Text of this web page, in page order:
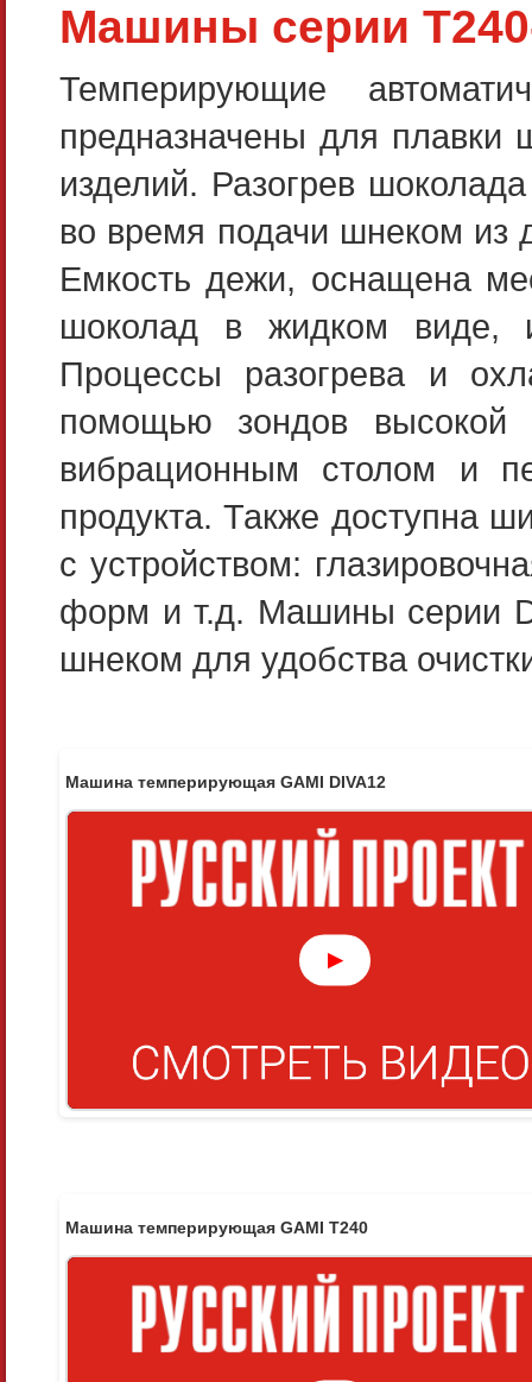
Машины серии
Темперирующие
предназначены для плавки
изделий. Разогрев
во время подачи шнеком из
Емкость дежи, оснащена
шоколад в жидком виде,
Процессы разогрева и
помощью зондов высокой
вибрационным столом и
продукта. Также доступна
с устройством:
форм и т.д. Машины серии
шнеком для удобства
Машина темперирующая GAMI DIVA12
▶
Машина темперирующая GAMI T240